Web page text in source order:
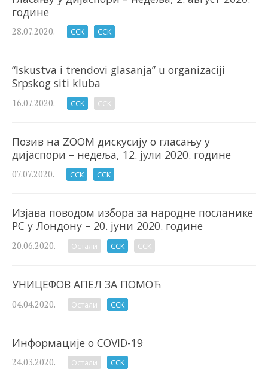
године
28.07.2020. ССК ССК
“Iskustva i trendovi glasanja” u organizaciji
Srpskog siti kluba
16.07.2020. ССК ССК
Позив на ZOOM дискусију о гласању у
дијаспори – недеља, 12. јули 2020. године
07.07.2020. ССК ССК
Изјава поводом избора за народне посланике
РС у Лондону – 20. јуни 2020. године
20.06.2020. Остали ССК ССК
УНИЦЕФОВ АПЕЛ ЗА ПОМОЋ
04.04.2020. Остали ССК
Информације о COVID-19
24.03.2020. Остали ССК